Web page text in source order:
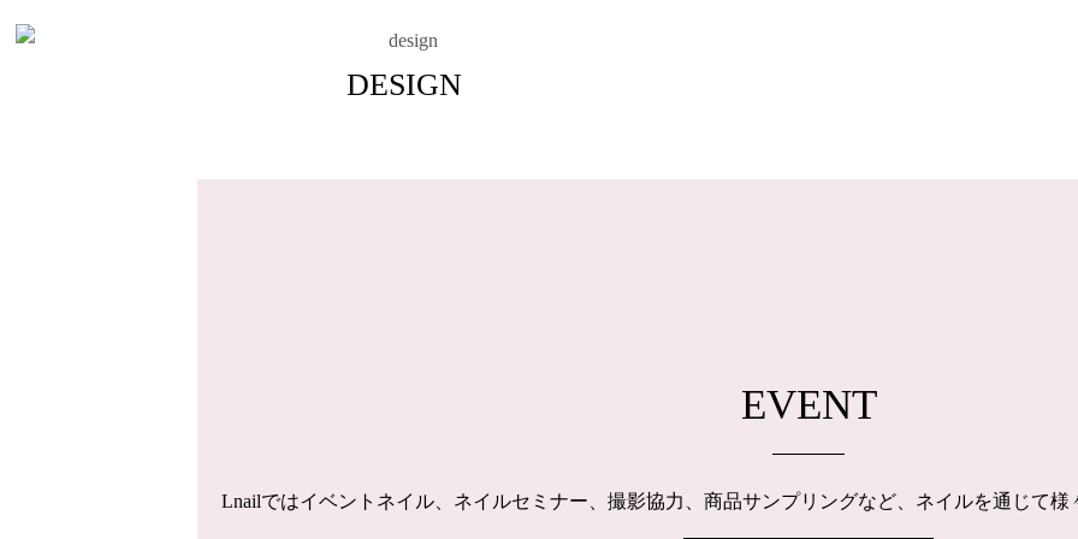
DESIGN
EVENT
Lnailではイベントネイル、ネイルセミナー、撮影協力、商品サンプリングなど、ネイルを通じて